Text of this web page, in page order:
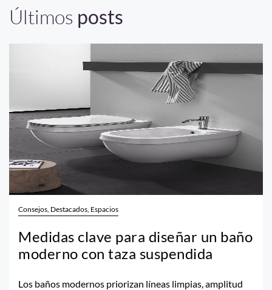
Últimos posts
Consejos, Destacados, Espacios
Medidas clave para diseñar un baño
moderno con taza suspendida
Los baños modernos priorizan líneas limpias, amplitud